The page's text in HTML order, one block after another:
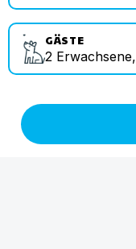
GÄSTE
2 Erwachsene,